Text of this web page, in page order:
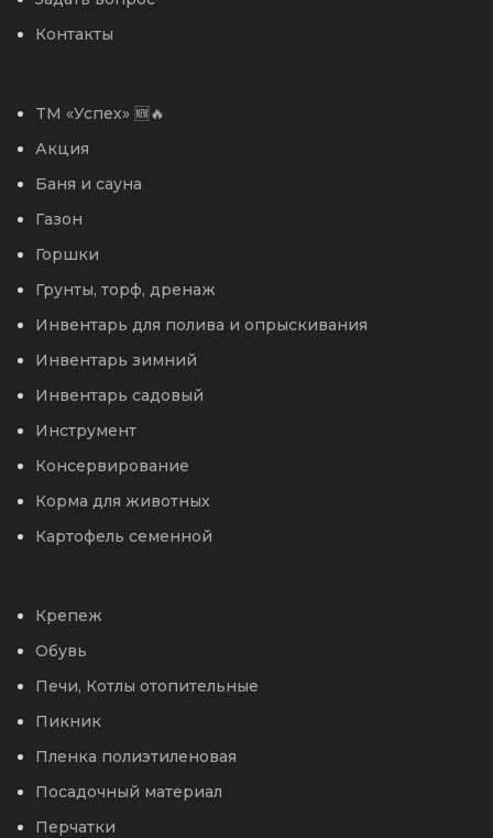
Контакты
TM «Успех» 🆕🔥
Акция
Баня и сауна
Газон
Горшки
Грунты, торф, дренаж
Инвентарь для полива и опрыскивания
Инвентарь зимний
Инвентарь садовый
Инструмент
Консервирование
Корма для животных
Картофель семенной
Крепеж
Обувь
Печи, Котлы отопительные
Пикник
Пленка полиэтиленовая
Посадочный материал
Перчатки